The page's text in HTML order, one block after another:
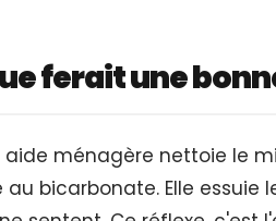
ferait une
aide ménagère nettoie le
au bicarbonate. Elle